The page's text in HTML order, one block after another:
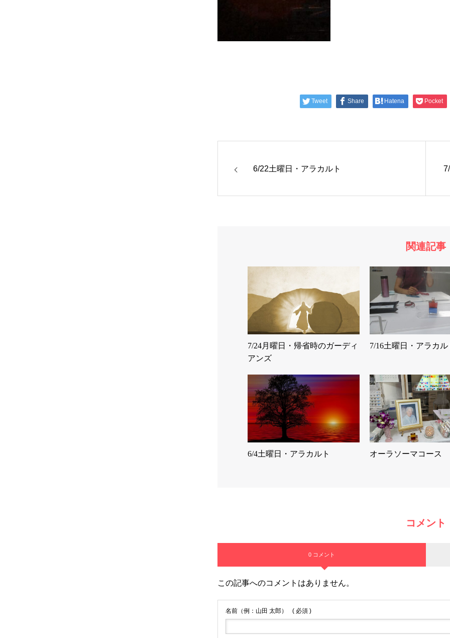
Tweet Share Hatena Pocket
6/22土曜日・アラカルト
関連記事
7/24月曜日・帰省時のガーディ
アンズ
7/16土曜日・アラカル
6/4土曜日・アラカルト オーラソーマコース
コメント
0 コメント
この記事へのコメントはありません。
名前（例：山田 太郎） ( 必須 )